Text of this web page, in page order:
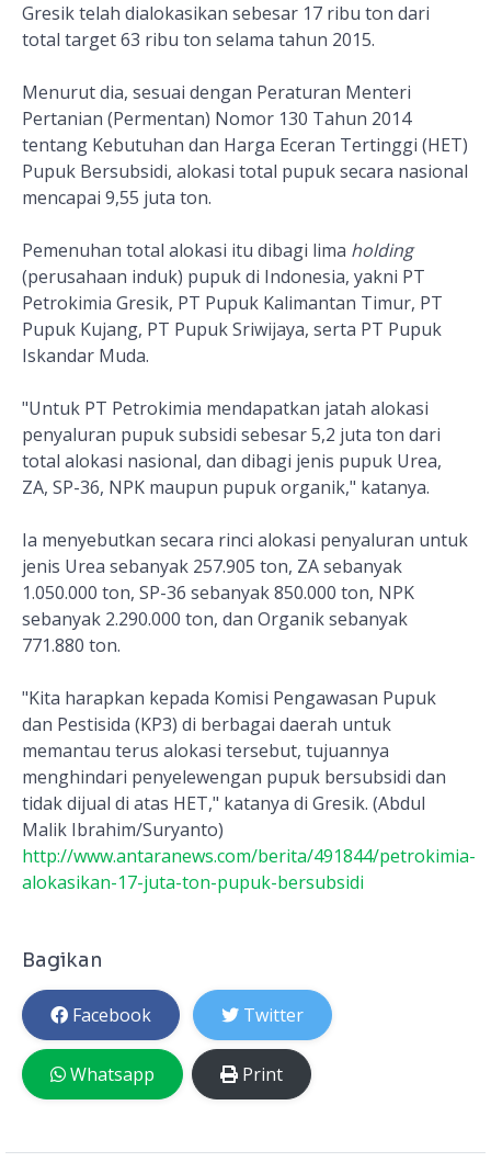
Gresik telah dialokasikan sebesar 17 ribu ton dari
total target 63 ribu ton selama tahun 2015.
Menurut dia, sesuai dengan Peraturan Menteri
Pertanian (Permentan) Nomor 130 Tahun 2014
tentang Kebutuhan dan Harga Eceran Tertinggi (HET)
Pupuk Bersubsidi, alokasi total pupuk secara nasional
mencapai 9,55 juta ton.
Pemenuhan total alokasi itu dibagi lima holding
(perusahaan induk) pupuk di Indonesia, yakni PT
Petrokimia Gresik, PT Pupuk Kalimantan Timur, PT
Pupuk Kujang, PT Pupuk Sriwijaya, serta PT Pupuk
Iskandar Muda.
"Untuk PT Petrokimia mendapatkan jatah alokasi
penyaluran pupuk subsidi sebesar 5,2 juta ton dari
total alokasi nasional, dan dibagi jenis pupuk Urea,
ZA, SP-36, NPK maupun pupuk organik," katanya.
Ia menyebutkan secara rinci alokasi penyaluran untuk
jenis Urea sebanyak 257.905 ton, ZA sebanyak
1.050.000 ton, SP-36 sebanyak 850.000 ton, NPK
sebanyak 2.290.000 ton, dan Organik sebanyak
771.880 ton.
"Kita harapkan kepada Komisi Pengawasan Pupuk
dan Pestisida (KP3) di berbagai daerah untuk
memantau terus alokasi tersebut, tujuannya
menghindari penyelewengan pupuk bersubsidi dan
tidak dijual di atas HET," katanya di Gresik. (Abdul
Malik Ibrahim/Suryanto)
http://www.antaranews.com/berita/491844/petrokimia-
alokasikan-17-juta-ton-pupuk-bersubsidi
Bagikan
Facebook Twitter
Whatsapp Print